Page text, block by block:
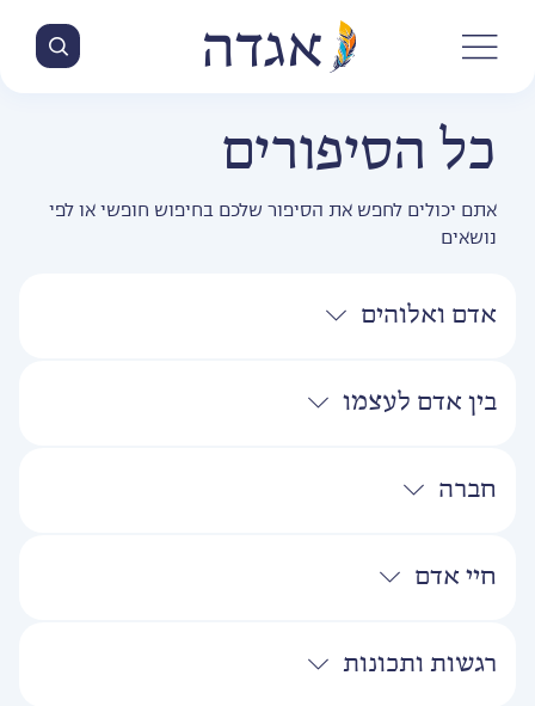
כל הסיפורים
אתם יכולים לחפש את הסיפור שלכם בחיפוש חופשי או לפי
נושאים
אדם ואלוהים
בין אדם לעצמו
חברה
חיי אדם
רגשות ותכונות